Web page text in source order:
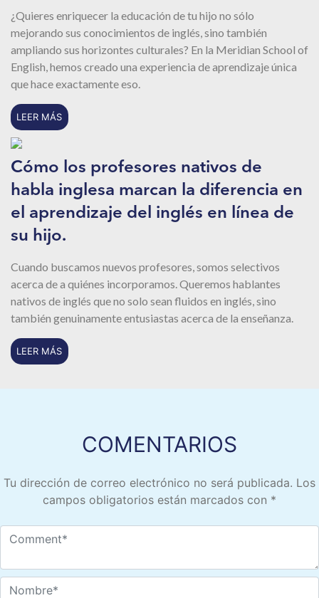
¿Quieres enriquecer la educación de tu hijo no sólo
mejorando sus conocimientos de inglés, sino también
ampliando sus horizontes culturales? En la Meridian School of
English, hemos creado una experiencia de aprendizaje única
que hace exactamente eso.
LEER MÁS
Cómo los profesores nativos de
habla inglesa marcan la diferencia en
el aprendizaje del inglés en línea de
su hijo.
Cuando buscamos nuevos profesores, somos selectivos
acerca de a quiénes incorporamos. Queremos hablantes
nativos de inglés que no solo sean fluidos en inglés, sino
también genuinamente entusiastas acerca de la enseñanza.
LEER MÁS
COMENTARIOS
Tu dirección de correo electrónico no será publicada. Los
campos obligatorios están marcados con *